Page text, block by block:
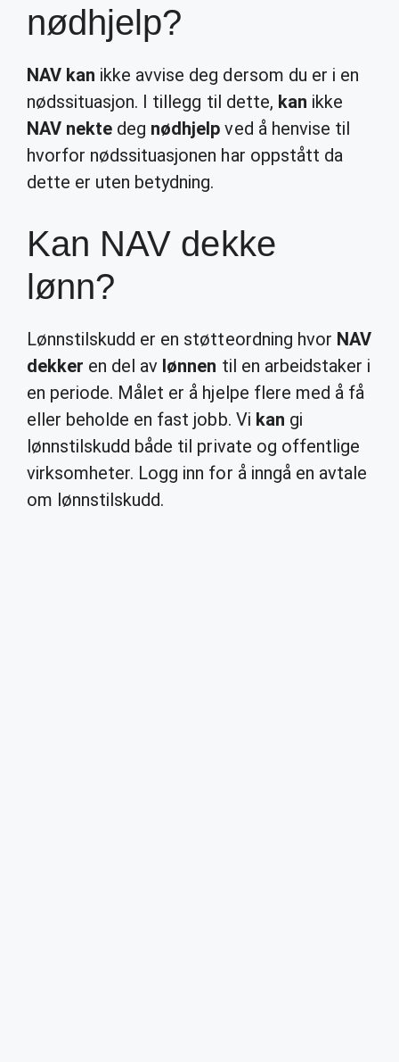
nødhjelp?
NAV kan ikke avvise deg dersom du er i en
nødssituasjon. I tillegg til dette, kan ikke
NAV nekte deg nødhjelp ved å henvise til
hvorfor nødssituasjonen har oppstått da
dette er uten betydning.
Kan NAV dekke
lønn?
Lønnstilskudd er en støtteordning hvor NAV
dekker en del av lønnen til en arbeidstaker i
en periode. Målet er å hjelpe flere med å få
eller beholde en fast jobb. Vi kan gi
lønnstilskudd både til private og offentlige
virksomheter. Logg inn for å inngå en avtale
om lønnstilskudd.